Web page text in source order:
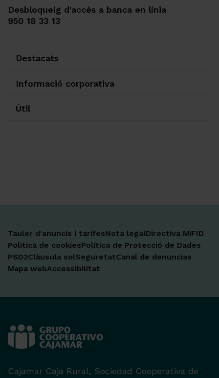
Desbloqueig d'accés a banca en línia
950 18 33 13
Destacats
Informació corporativa
Útil
Tauler d'anuncis i tarifesNota legalDirectiva MiFID
Politica de cookiesPolítica de Protecció de Dades
PSD2Clàusula solSeguretatCanal de denuncias
Mapa webAccessibilitat
Cajamar Caja Rural, Sociedad Cooperativa de